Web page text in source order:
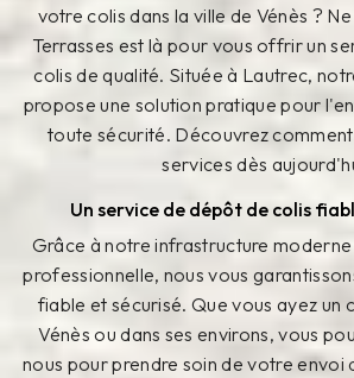
votre colis dans la ville de Vénès ?
Terrasses est là pour vous offrir un
colis de qualité. Située à Lautrec,
propose une solution pratique pour
toute sécurité. Découvrez
services dès
Un service de dépôt de colis
Grâce à notre infrastructure
professionnelle, nous vous
fiable et sécurisé. Que vous ayez un
Vénès ou dans ses environs, vous
nous pour prendre soin de votre envoi